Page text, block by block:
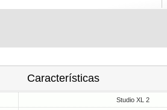
Características
Studio XL 2